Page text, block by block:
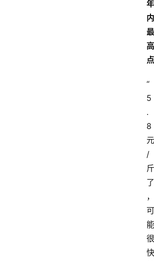
年
内
最
高
点
“
5
.
8
元
/
斤
了
，
可
能
很
快